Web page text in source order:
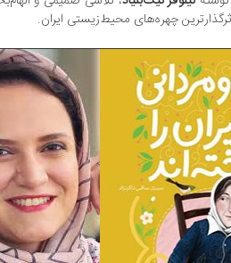
چهره‌های محیط‌‌زیستی ایران.